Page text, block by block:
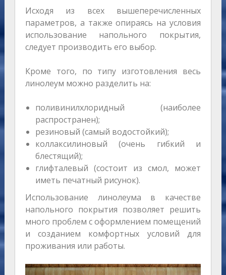
Исходя из всех вышеперечисленных
параметров, а также опираясь на условия
использование напольного покрытия,
следует производить его выбор.
Кроме того, по типу изготовления весь
линолеум можно разделить на:
поливинилхлоридный (наиболее
распространен);
резиновый (самый водостойкий);
коллаксилиновый (очень гибкий и
блестящий);
глифталевый (состоит из смол, может
иметь печатный рисунок).
Использование линолеума в качестве
напольного покрытия позволяет решить
много проблем с оформлением помещений
и созданием комфортных условий для
проживания или работы.